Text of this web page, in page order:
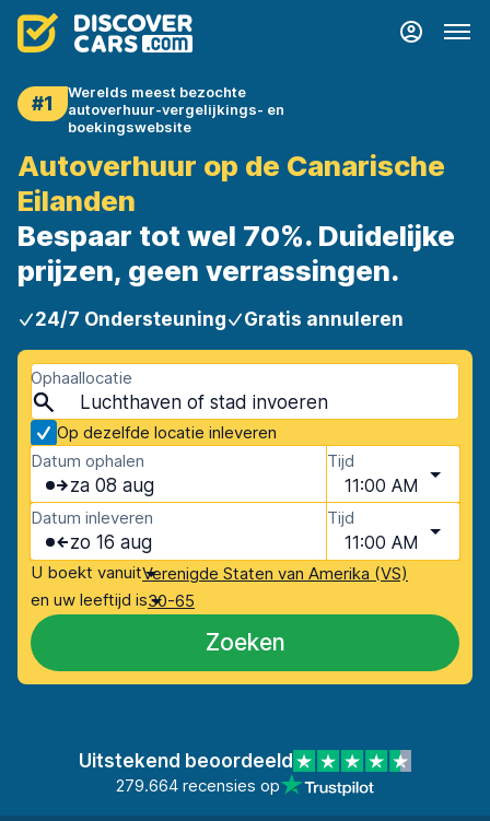
#1
Werelds meest bezochte
autoverhuur-vergelijkings- en
boekingswebsite
Autoverhuur op de Canarische
Eilanden
Bespaar tot wel 70%. Duidelijke
prijzen, geen verrassingen.
24/7 Ondersteuning Gratis annuleren
Ophaallocatie
Op dezelfde locatie inleveren
Datum ophalen
za 08 aug
Tijd
11:00 AM
Datum inleveren
zo 16 aug
Tijd
11:00 AM
U boekt vanuitVerenigde Staten van Amerika (VS)
en uw leeftijd is30-65
Zoeken
Uitstekend beoordeeld
279.664 recensies op